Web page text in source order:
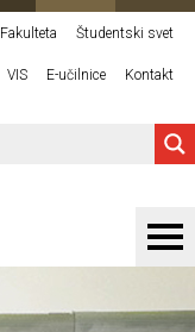
Fakulteta Študentski svet
VIS E-učilnice Kontakt